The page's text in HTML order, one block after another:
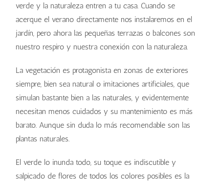
verde y la naturaleza entren a tu casa. Cuando se
acerque el verano directamente nos instalaremos en el
jardín, pero ahora las pequeñas terrazas o balcones son
nuestro respiro y nuestra conexión con la naturaleza.
La vegetación es protagonista en zonas de exteriores
siempre, bien sea natural o imitaciones artificiales, que
simulan bastante bien a las naturales, y evidentemente
necesitan menos cuidados y su mantenimiento es más
barato. Aunque sin duda lo más recomendable son las
plantas naturales.
El verde lo inunda todo, su toque es indiscutible y
salpicado de flores de todos los colores posibles es la